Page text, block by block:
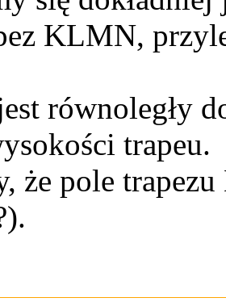
KLMN,
równoległy
trapeu.
że pole